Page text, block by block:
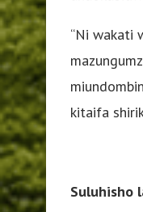
“Ni wakati
kitaifa
Suluhisho